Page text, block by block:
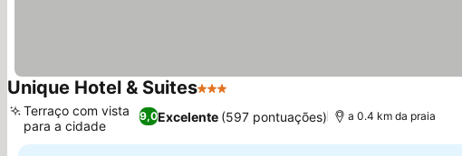
Unique Hotel & Suites3 Estrelas
9,0Excelente (597 pontuações)
Terraço com vista
para a cidade
a 0.4 km da praia